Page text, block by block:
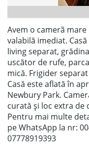
Avem o camerã
valabilă imediat.
living separat,
uscător de rufe,
mică. Frigider
Casă este aflată în
Newbury Park.
curată și loc extra de
Pentru mai multe
pe WhatsApp la nr:
07778919393